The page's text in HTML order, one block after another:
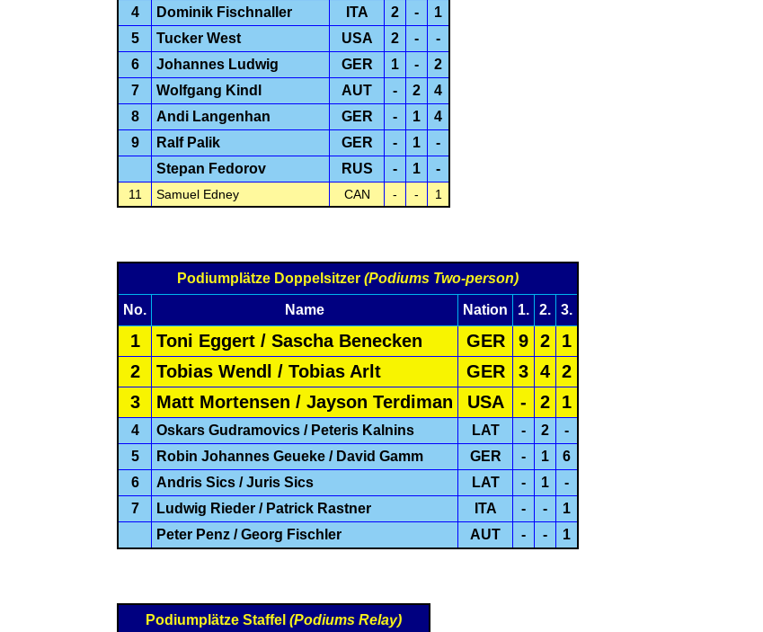
4 Dominik Fischnaller ITA 2 -
1
5
Tucker West USA 2 -
-
6
Johannes Ludwig GER 1 -
2
7
Wolfgang Kindl AUT - 2
4
8
Andi Langenhan GER - 1
4
9
Ralf Palik GER - 1
-
Stepan Fedorov
RUS - 1 -
11 Samuel Edney CAN - - 1
Podiumplätze Doppelsitzer (Podiums Two-person)
No. Name Nation 1. 2. 3.
1 Toni Eggert / Sascha Benecken GER 9 2
1
2
Tobias Wendl / Tobias Arlt GER 3 4 2
3
Matt Mortensen / Jayson Terdiman USA - 2 1
4 Oskars Gudramovics / Peteris Kalnins LAT - 2
-
5
Robin Johannes Geueke / David Gamm GER - 1
6
6
Andris Sics / Juris Sics LAT - 1
-
7
Ludwig Rieder / Patrick Rastner ITA - -
1
Peter Penz / Georg Fischler
AUT - - 1
Podiumplätze Staffel (Podiums Relay)